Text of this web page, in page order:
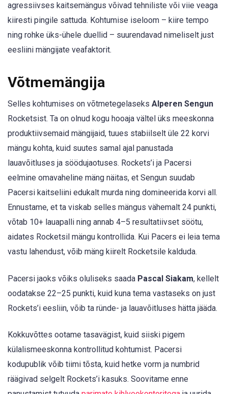
agressiivses kaitsemängus võivad tehniliste või viie veaga
kiiresti pingile sattuda. Kohtumise iseloom – kiire tempo
ning rohke üks-ühele duellid – suurendavad nimeliselt just
eesliini mängijate veafaktorit.
Võtmemängija
Selles kohtumises on võtmetegelaseks Alperen Sengun
Rocketsist. Ta on olnud kogu hooaja vältel üks meeskonna
produktiivsemaid mängijaid, tuues stabiilselt üle 22 korvi
mängu kohta, kuid suutes samal ajal panustada
lauavõitluses ja söödujaotuses. Rockets’i ja Pacersi
eelmine omavaheline mäng näitas, et Sengun suudab
Pacersi kaitseliini edukalt murda ning domineerida korvi all.
Ennustame, et ta viskab selles mängus vähemalt 24 punkti,
võtab 10+ lauapalli ning annab 4–5 resultatiivset söötu,
aidates Rocketsil mängu kontrollida. Kui Pacers ei leia tema
vastu lahendust, võib mäng kiirelt Rocketsile kalduda.
Pacersi jaoks võiks oluliseks saada Pascal Siakam, kellelt
oodatakse 22–25 punkti, kuid kuna tema vastaseks on just
Rockets’i eesliin, võib ta ründe- ja lauavõitluses hätta jääda.
Kokkuvõttes ootame tasavägist, kuid siiski pigem
külalismeeskonna kontrollitud kohtumist. Pacersi
kodupublik võib tiimi tõsta, kuid hetke vorm ja numbrid
räägivad selgelt Rockets’i kasuks. Soovitame enne